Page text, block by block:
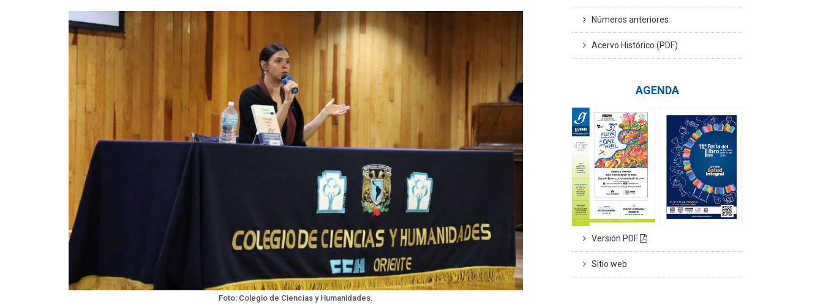
Foto: Colegio de Ciencias y Humanidades.
Números anteriores
Acervo Histórico (PDF)
AGENDA
Versión PDF
Sitio web